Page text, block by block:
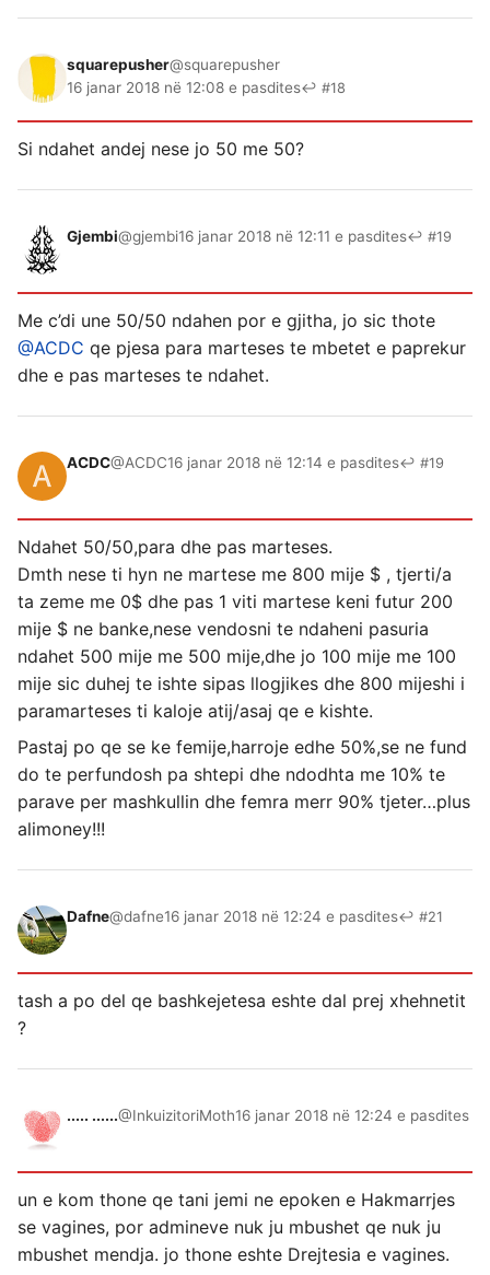
squarepusher@squarepusher
16 janar 2018 në 12:08 e pasdites↩ #18
Si ndahet andej nese jo 50 me 50?
Gjembi@gjembi16 janar 2018 në 12:11 e pasdites↩ #19
Me c’di une 50/50 ndahen por e gjitha, jo sic thote
@ACDC qe pjesa para marteses te mbetet e paprekur
dhe e pas marteses te ndahet.
ACDC@ACDC16 janar 2018 në 12:14 e pasdites↩ #19
Ndahet 50/50,para dhe pas marteses.
Dmth nese ti hyn ne martese me 800 mije $ , tjerti/a
ta zeme me 0$ dhe pas 1 viti martese keni futur 200
mije $ ne banke,nese vendosni te ndaheni pasuria
ndahet 500 mije me 500 mije,dhe jo 100 mije me 100
mije sic duhej te ishte sipas llogjikes dhe 800 mijeshi i
paramarteses ti kaloje atij/asaj qe e kishte.
Pastaj po qe se ke femije,harroje edhe 50%,se ne fund
do te perfundosh pa shtepi dhe ndodhta me 10% te
parave per mashkullin dhe femra merr 90% tjeter…plus
alimoney!!!
Dafne@dafne16 janar 2018 në 12:24 e pasdites↩ #21
tash a po del qe bashkejetesa eshte dal prej xhehnetit
?
..... ......@InkuizitoriMoth16 janar 2018 në 12:24 e pasdites
un e kom thone qe tani jemi ne epoken e Hakmarrjes
se vagines, por admineve nuk ju mbushet qe nuk ju
mbushet mendja. jo thone eshte Drejtesia e vagines.